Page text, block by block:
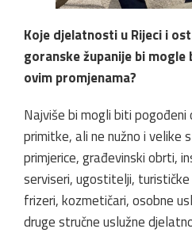
Koje djelatnosti u Rijeci i
goranske županije bi
ovim promjenama?
Najviše bi mogli biti pogođeni
primitke, ali ne nužno i velike
primjerice, građevinski obrti,
serviseri, ugostitelji,
frizeri, kozmetičari, osobne
druge stručne uslužne